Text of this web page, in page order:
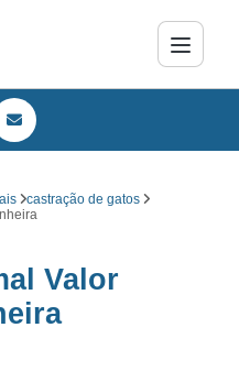
castração de gatos
Valor